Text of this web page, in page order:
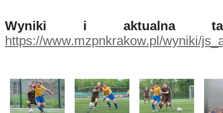
Wyniki i aktualna
https://www.mzpnkrakow.pl/wyniki/